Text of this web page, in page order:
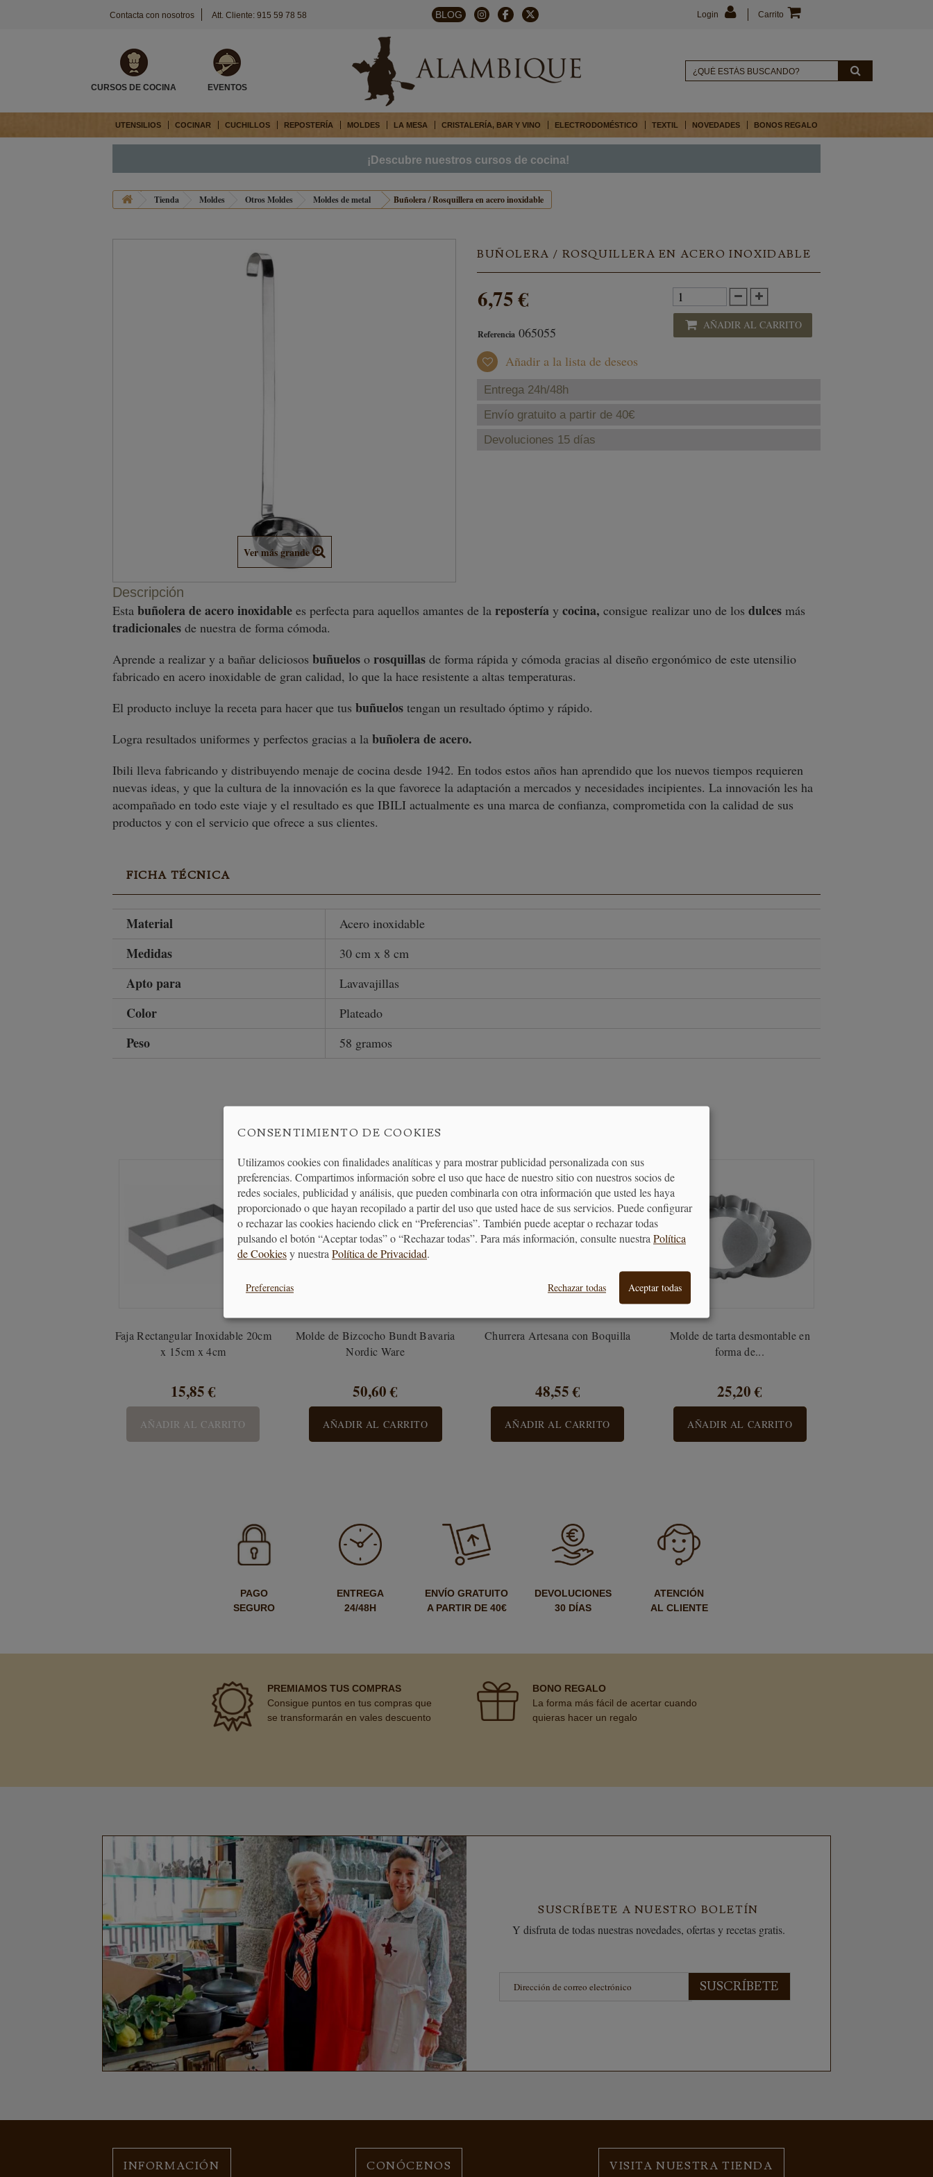
Contacta con nosotros Att. Cliente: 915 59 78 58 BLOG Carrito
Login
CURSOS DE COCINA EVENTOS
UTENSILIOS COCINAR CUCHILLOS REPOSTERÍA MOLDES LA MESA CRISTALERÍA, BAR Y VINO ELECTRODOMÉSTICO TEXTIL NOVEDADES BONOS REGALO
¡Descubre nuestros cursos de cocina!
Tienda Moldes Otros Moldes Moldes de metal Buñolera / Rosquillera en acero inoxidable
Ver más grande
BUÑOLERA / ROSQUILLERA EN ACERO INOXIDABLE
6,75 €
Referencia 065055 AÑADIR AL CARRITO
Añadir a la lista de deseos
Entrega 24h/48h
Envío gratuito a partir de 40€
Devoluciones 15 días
Descripción
Esta buñolera de acero inoxidable es perfecta para aquellos amantes de la repostería y cocina, consigue realizar uno de los dulces más
tradicionales de nuestra de forma cómoda.
Aprende a realizar y a bañar deliciosos buñuelos o rosquillas de forma rápida y cómoda gracias al diseño ergonómico de este utensilio
fabricado en acero inoxidable de gran calidad, lo que la hace resistente a altas temperaturas.
El producto incluye la receta para hacer que tus buñuelos tengan un resultado óptimo y rápido.
Logra resultados uniformes y perfectos gracias a la buñolera de acero.
Ibili lleva fabricando y distribuyendo menaje de cocina desde 1942. En todos estos años han aprendido que los nuevos tiempos requieren
nuevas ideas, y que la cultura de la innovación es la que favorece la adaptación a mercados y necesidades incipientes. La innovación les ha
acompañado en todo este viaje y el resultado es que IBILI actualmente es una marca de confianza, comprometida con la calidad de sus
productos y con el servicio que ofrece a sus clientes.
FICHA TÉCNICA
Material Acero inoxidable
Medidas 30 cm x 8 cm
Apto para Lavavajillas
Color Plateado
Peso 58 gramos
PRODUCTOS RELACIONADOS
Faja Rectangular Inoxidable 20cm
x 15cm x 4cm
15,85 €
AÑADIR AL CARRITO
Molde de Bizcocho Bundt Bavaria
Nordic Ware
50,60 €
AÑADIR AL CARRITO
Churrera Artesana con Boquilla
48,55 €
AÑADIR AL CARRITO
Molde de tarta desmontable en
forma de...
25,20 €
AÑADIR AL CARRITO
PAGO
SEGURO
ENTREGA
24/48H
ENVÍO GRATUITO
A PARTIR DE 40€
DEVOLUCIONES
30 DÍAS
ATENCIÓN
AL CLIENTE
PREMIAMOS TUS COMPRAS
Consigue puntos en tus compras que
se transformarán en vales descuento
BONO REGALO
La forma más fácil de acertar cuando
quieras hacer un regalo
SUSCRÍBETE A NUESTRO BOLETÍN
Y disfruta de todas nuestras novedades, ofertas y recetas gratis.
SUSCRÍBETE
INFORMACIÓN CONÓCENOS VISITA NUESTRA TIENDA
CONSENTIMIENTO DE COOKIES
Utilizamos cookies con finalidades analíticas y para mostrar publicidad personalizada con sus
preferencias. Compartimos información sobre el uso que hace de nuestro sitio con nuestros socios de
redes sociales, publicidad y análisis, que pueden combinarla con otra información que usted les haya
proporcionado o que hayan recopilado a partir del uso que usted hace de sus servicios. Puede configurar
o rechazar las cookies haciendo click en “Preferencias”. También puede aceptar o rechazar todas
pulsando el botón “Aceptar todas” o “Rechazar todas”. Para más información, consulte nuestra Política
de Cookiesy nuestra Política de Privacidad.
Preferencias Rechazar todas Aceptar todas